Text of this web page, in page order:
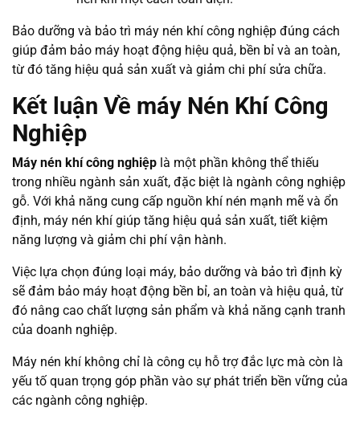
Bảo dưỡng và bảo trì máy nén khí công nghiệp đúng cách
giúp đảm bảo máy hoạt động hiệu quả, bền bỉ và an toàn,
từ đó tăng hiệu quả sản xuất và giảm chi phí sửa chữa.
Kết luận Về máy Nén Khí Công
Nghiệp
Máy nén khí công nghiệp là một phần không thể thiếu
trong nhiều ngành sản xuất, đặc biệt là ngành công nghiệp
gỗ. Với khả năng cung cấp nguồn khí nén mạnh mẽ và ổn
định, máy nén khí giúp tăng hiệu quả sản xuất, tiết kiệm
năng lượng và giảm chi phí vận hành.
Việc lựa chọn đúng loại máy, bảo dưỡng và bảo trì định kỳ
sẽ đảm bảo máy hoạt động bền bỉ, an toàn và hiệu quả, từ
đó nâng cao chất lượng sản phẩm và khả năng cạnh tranh
của doanh nghiệp.
Máy nén khí không chỉ là công cụ hỗ trợ đắc lực mà còn là
yếu tố quan trọng góp phần vào sự phát triển bền vững của
các ngành công nghiệp.